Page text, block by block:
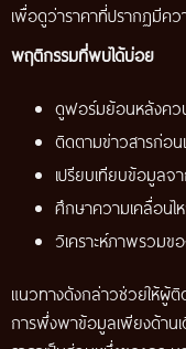
เพื่อดูว่าราคาที่ปรากฏมีค
พฤติกรรมที่พบได้บ่อย
ดูฟอร์มย้อนหลังคว
ติดตามข่าวสารก่อน
เปรียบเทียบข้อมูลจ
ศึกษาความเคลื่อนไ
วิเคราะห์ภาพรวมข
แนวทางดังกล่าวช่วยให้ผู้ติ
การพึ่งพาข้อมูลเพียงด้าน